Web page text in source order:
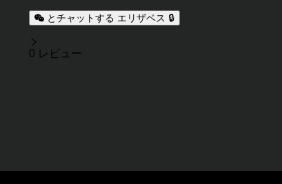
とチャットする エリザベス 🔒
レビュー
0 レビュー